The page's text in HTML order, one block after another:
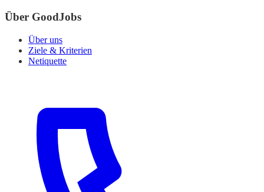
Über GoodJobs
Über uns
Ziele & Kriterien
Netiquette